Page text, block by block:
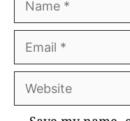
Email
Website